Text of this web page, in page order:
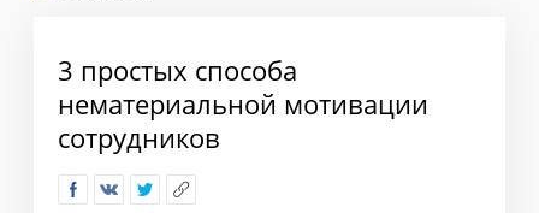
3 простых способа
нематериальной мотивации
сотрудников